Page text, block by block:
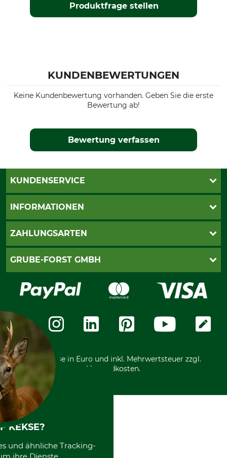
Produktfrage stellen
KUNDENBEWERTUNGEN
Keine Kundenbewertung vorhanden. Geben Sie die erste
Bewertung ab!
Bewertung verfassen
KUNDENSERVICE
Katalogbestellung
INFORMATIONEN
AGB
Widerrufsformular
Zahlungsarten
ZAHLUNGSARTEN
PayPal
Rechnung
Vorkasse
GRUBE-FORST GMBH
Karriere
Über uns
Community
International
*Alle Preise in Euro und inkl. Mehrwertsteuer zzgl.
Versandkosten.
KEKSE?
und ähnliche Tracking-